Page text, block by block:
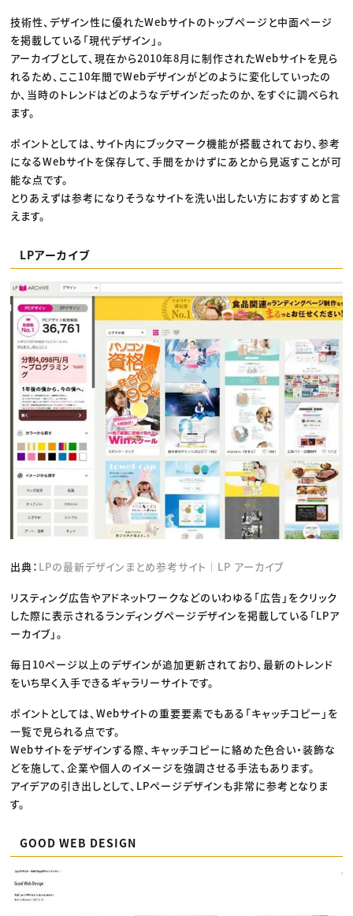
技術性、デザイン性に優れたWebサイトのトップページと中面ページ
を掲載している「現代デザイン」。
アーカイブとして、現在から2010年8月に制作されたWebサイトを見ら
れるため、ここ10年間でWebデザインがどのように変化していったの
か、当時のトレンドはどのようなデザインだったのか、をすぐに調べられ
ます。
ポイントとしては、サイト内にブックマーク機能が搭載されており、参考
になるWebサイトを保存して、手間をかけずにあとから見返すことが可
能な点です。
とりあえずは参考になりそうなサイトを洗い出したい方におすすめと言
えます。
LPアーカイブ
出典： LPの最新デザインまとめ参考サイト｜LP アーカイブ
リスティング広告やアドネットワークなどのいわゆる「広告」をクリック
した際に表示されるランディングページデザインを掲載している「LPア
ーカイブ」。
毎日10ページ以上のデザインが追加更新されており、最新のトレンド
をいち早く入手できるギャラリーサイトです。
ポイントとしては、Webサイトの重要要素でもある「キャッチコピー」を
一覧で見られる点です。
Webサイトをデザインする際、キャッチコピーに絡めた色合い・装飾な
どを施して、企業や個人のイメージを強調させる手法もあります。
アイデアの引き出しとして、LPページデザインも非常に参考となりま
す。
GOOD WEB DESIGN